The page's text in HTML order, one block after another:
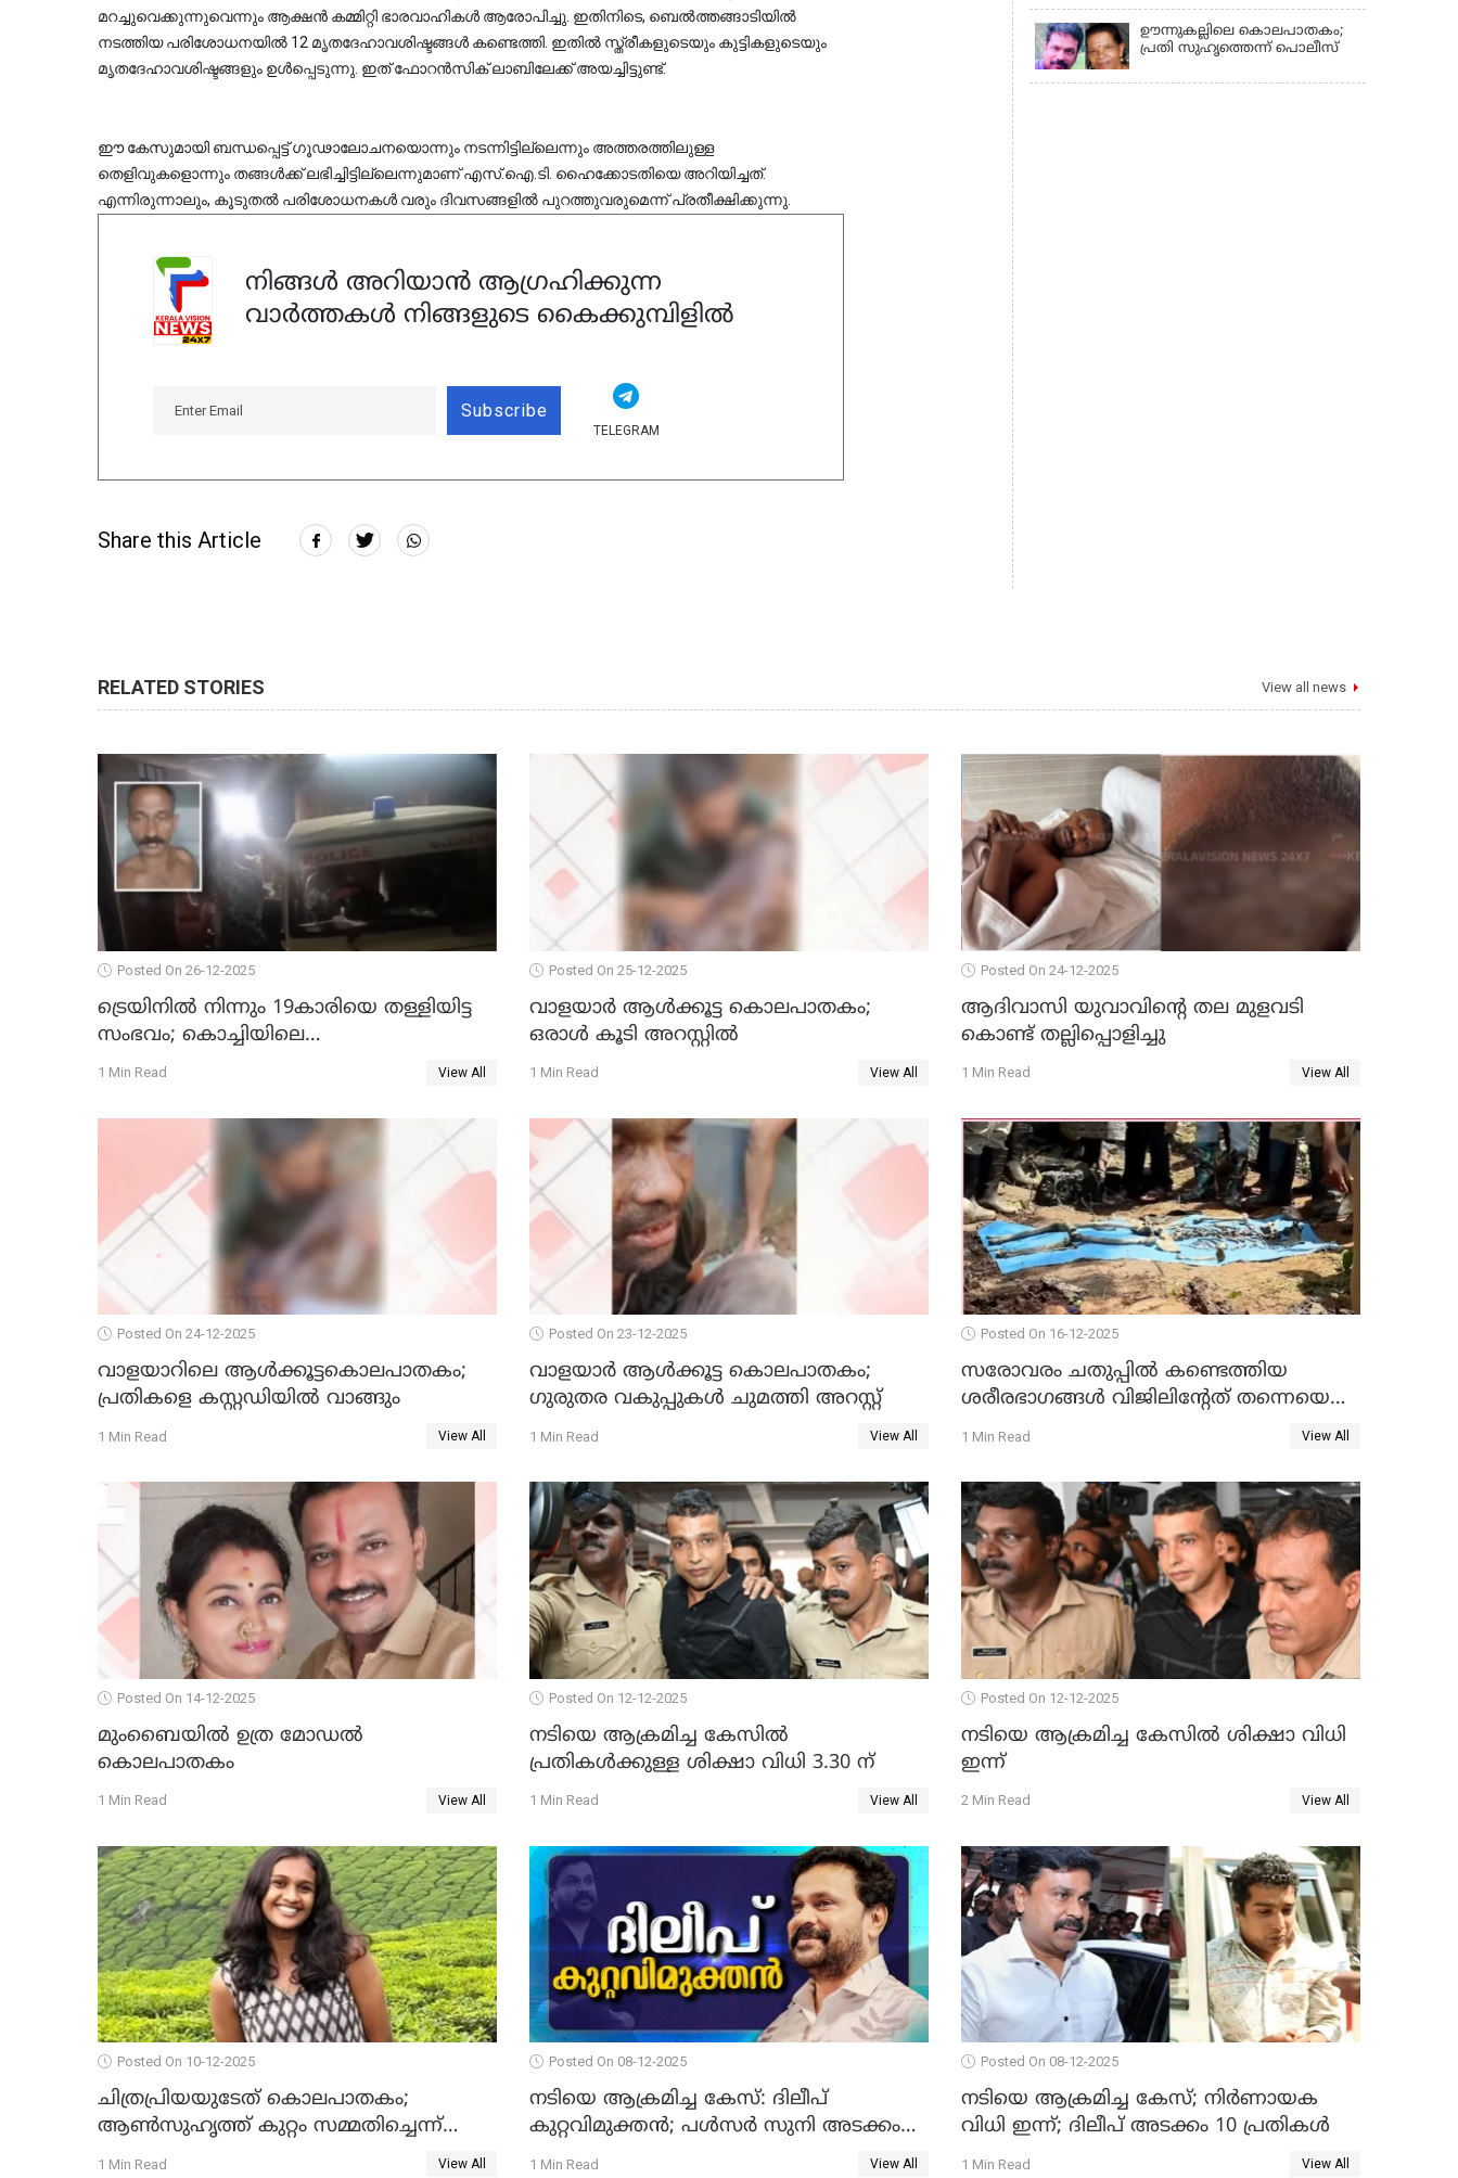
മറച്ചുവെക്കുന്നുവെന്നും ആക്ഷൻ കമ്മിറ്റി ഭാരവാഹികൾ ആരോപിച്ചു. ഇതിനിടെ, ബെൽത്തങ്ങാടിയിൽ
നടത്തിയ പരിശോധനയിൽ 12 മൃതദേഹാവശിഷ്ടങ്ങൾ കണ്ടെത്തി. ഇതിൽ സ്ത്രീകളുടെയും കുട്ടികളുടെയും
മൃതദേഹാവശിഷ്ടങ്ങളും ഉൾപ്പെടുന്നു. ഇത് ഫോറൻസിക് ലാബിലേക്ക് അയച്ചിട്ടുണ്ട്.
ഈ കേസുമായി ബന്ധപ്പെട്ട് ഗൂഢാലോചനയൊന്നും നടന്നിട്ടില്ലെന്നും അത്തരത്തിലുള്ള
തെളിവുകളൊന്നും തങ്ങൾക്ക് ലഭിച്ചിട്ടില്ലെന്നുമാണ് എസ്.ഐ.ടി. ഹൈക്കോടതിയെ അറിയിച്ചത്.
എന്നിരുന്നാലും, കൂടുതൽ പരിശോധനകൾ വരും ദിവസങ്ങളിൽ പുറത്തുവരുമെന്ന് പ്രതീക്ഷിക്കുന്നു.
നിങ്ങൾ അറിയാൻ ആഗ്രഹിക്കുന്ന
വാർത്തകൾ നിങ്ങളുടെ കൈക്കുമ്പിളിൽ
Subscribe
TELEGRAM
Share this Article
ഊന്നുകല്ലിലെ കൊലപാതകം;
പ്രതി സുഹൃത്തെന്ന് പൊലീസ്
RELATED STORIES View all news
Posted On 26-12-2025
ട്രെയിനില്‍ നിന്നും 19കാരിയെ തള്ളിയിട്ട
സംഭവം; കൊച്ചിയിലെ
ആശുപത്രിയിലേക്ക് മാറ്റി
1 Min Read View All
Posted On 25-12-2025
വാളയാര്‍ ആള്‍ക്കൂട്ട കൊലപാതകം;
ഒരാള്‍ കൂടി അറസ്റ്റില്‍
1 Min Read View All
Posted On 24-12-2025
ആദിവാസി യുവാവിന്റെ തല മുളവടി
കൊണ്ട് തല്ലിപ്പൊളിച്ചു
1 Min Read View All
Posted On 24-12-2025
വാളയാറിലെ ആൾക്കൂട്ടകൊലപാതകം;
പ്രതികളെ കസ്റ്റഡിയില്‍ വാങ്ങും
1 Min Read View All
Posted On 23-12-2025
വാളയാർ ആൾക്കൂട്ട കൊലപാതകം;
ഗുരുതര വകുപ്പുകൾ ചുമത്തി അറസ്റ്റ്
1 Min Read View All
Posted On 16-12-2025
സരോവരം ചതുപ്പിൽ കണ്ടെത്തിയ
ശരീരഭാഗങ്ങൾ വിജിലിൻ്റേത് തന്നെയെന്ന്
ഡി.എൻ.എ പരിശോധനയിൽ
1 Min Read View All
Posted On 14-12-2025
മുംബൈയില്‍ ഉത്ര മോഡല്‍
കൊലപാതകം
1 Min Read View All
Posted On 12-12-2025
നടിയെ ആക്രമിച്ച കേസില്‍
പ്രതികള്‍ക്കുള്ള ശിക്ഷാ വിധി 3.30 ന്
1 Min Read View All
Posted On 12-12-2025
നടിയെ ആക്രമിച്ച കേസിൽ ശിക്ഷാ വിധി
ഇന്ന്
2 Min Read View All
Posted On 10-12-2025
ചിത്രപ്രിയയുടേത് കൊലപാതകം;
ആണ്‍സുഹൃത്ത് കുറ്റം സമ്മതിച്ചെന്ന്
പൊലീസ്
1 Min Read View All
Posted On 08-12-2025
നടിയെ ആക്രമിച്ച കേസ്: ദിലീപ്
കുറ്റവിമുക്തന്‍; പള്‍സര്‍ സുനി അടക്കം
ആറു പ്രതികള്‍ കുറ്റക്കാര്‍; ശിക്ഷവിധി 12
1 Min Read View All
Posted On 08-12-2025
നടിയെ ആക്രമിച്ച കേസ്; നിർണായക
വിധി ഇന്ന്; ദിലീപ് അടക്കം 10 പ്രതികൾ
1 Min Read View All